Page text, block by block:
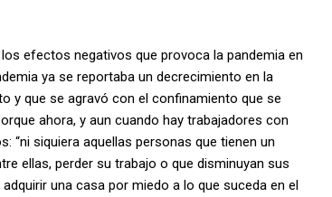
efectos negativos que provoca la pandemia en
ya se reportaba un decrecimiento en la
y que se agravó con el confinamiento que se
ahora, y aun cuando hay trabajadores con
“ni siquiera aquellas personas que tienen un
ellas, perder su trabajo o que disminuyan sus
una casa por miedo a lo que suceda en el